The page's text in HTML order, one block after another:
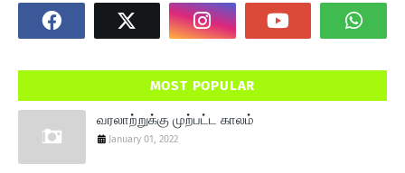
MOST POPULAR
வரலாற்றுக்கு முற்பட்ட காலம்
January 01, 2022